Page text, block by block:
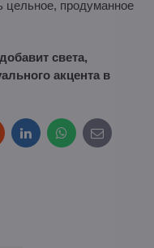
цельное, продуманное
света,
акцента в
LinkedInWhatsApp
E-
mail